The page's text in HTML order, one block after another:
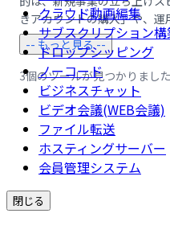
クラウド動画編集
サブスクリプション
ドロップシッピング
ノーコード
ビジネスチャット
ビデオ会議(WEB会議)
ファイル転送
ホスティングサーバー
会員管理システム
閉じる
きアカウントの購入」や、
-- もっと見る --
3個のツールが見つかりました